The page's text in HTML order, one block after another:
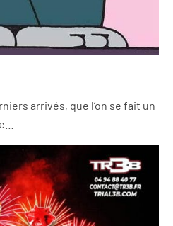
arrivés, que l’on se fait un